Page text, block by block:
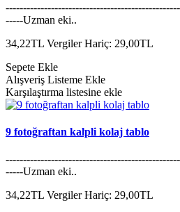
-----Uzman eki..
34,22TL Vergiler Hariç: 29,00TL
Sepete Ekle
Alışveriş Listeme Ekle
Karşılaştırma listesine ekle
9 fotoğraftan kalpli kolaj tablo
-----Uzman eki..
34,22TL Vergiler Hariç: 29,00TL